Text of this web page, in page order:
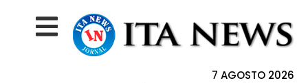
7 AGOSTO 2026